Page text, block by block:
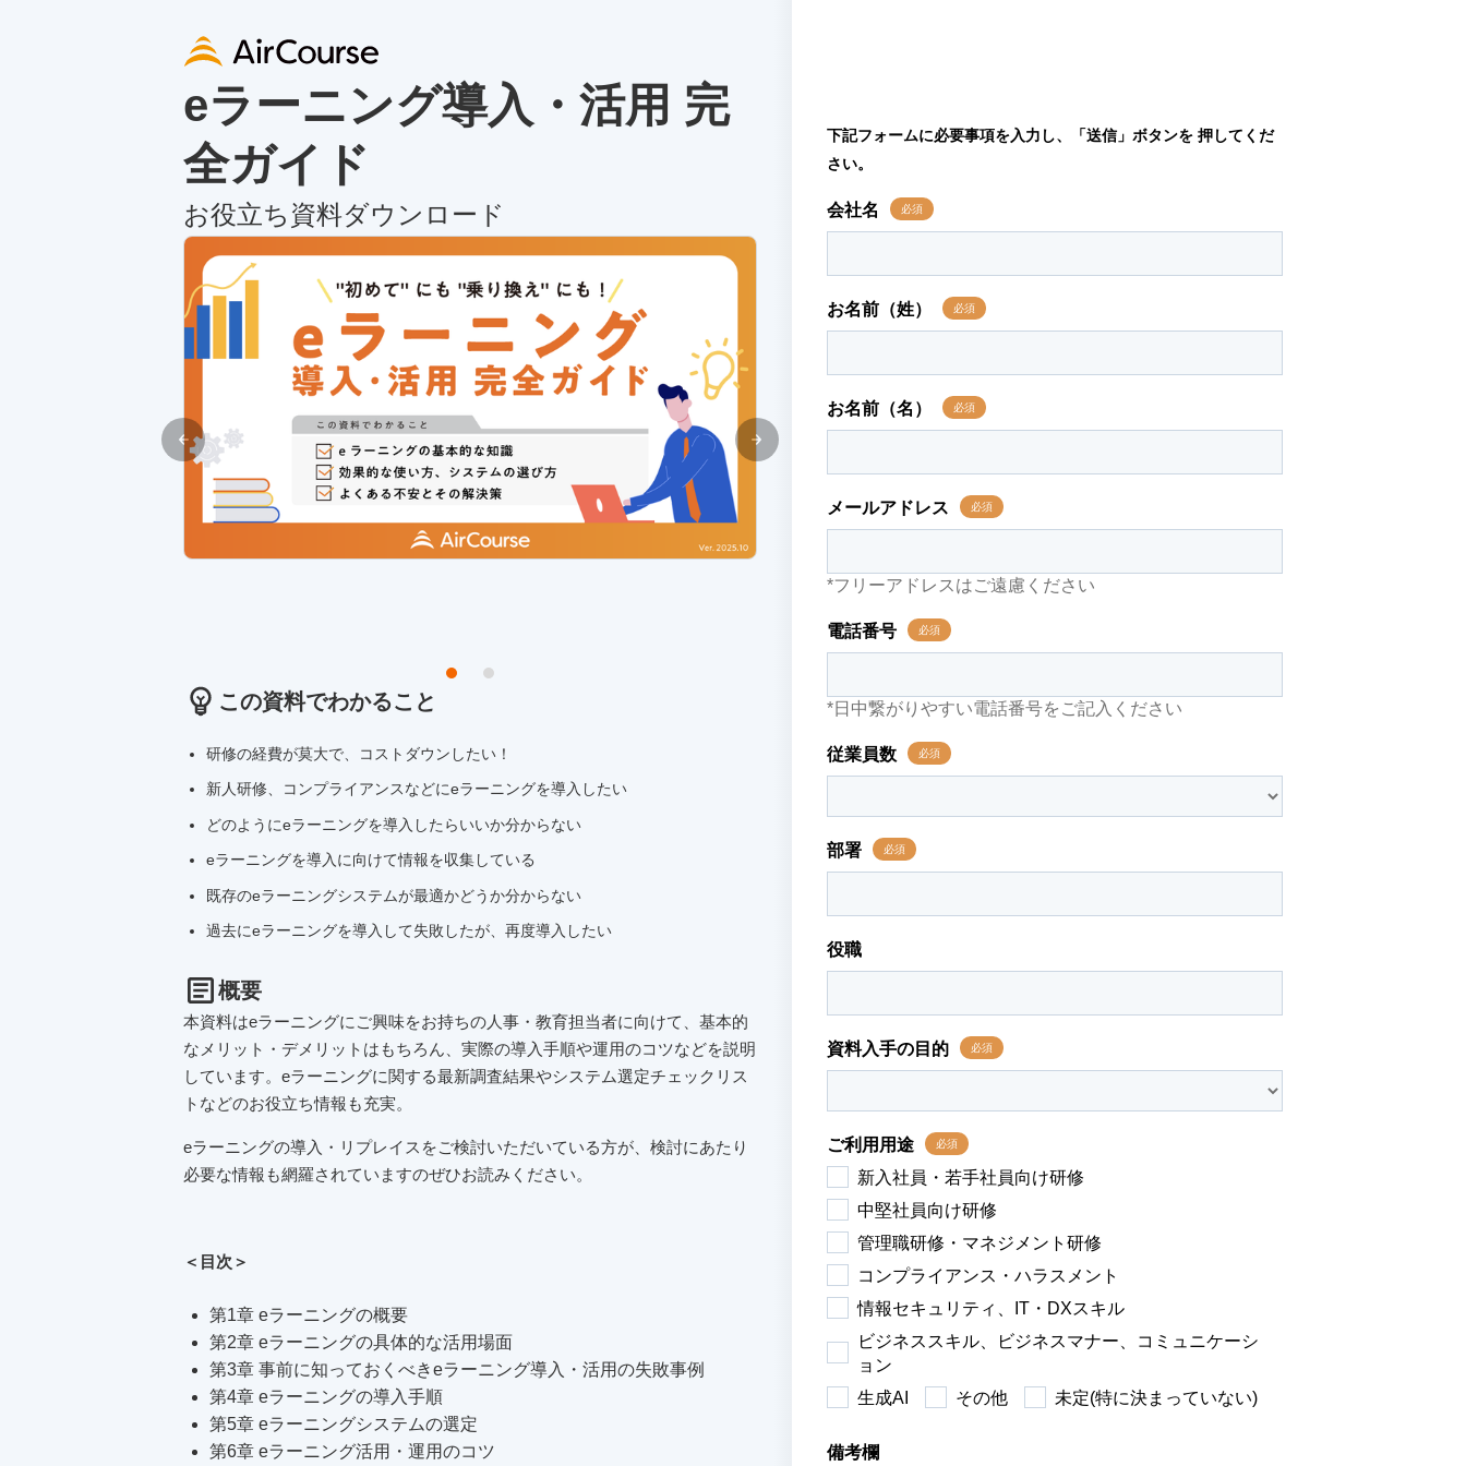
eラーニング導入・活用 完
全ガイド
お役立ち資料ダウンロード
この資料でわかること
研修の経費が莫大で、コストダウンしたい！
新人研修、コンプライアンスなどにeラーニングを導入したい
どのようにeラーニングを導入したらいいか分からない
eラーニングを導入に向けて情報を収集している
既存のeラーニングシステムが最適かどうか分からない
過去にeラーニングを導入して失敗したが、再度導入したい
概要
本資料はeラーニングにご興味をお持ちの人事・教育担当者に向けて、基本的
なメリット・デメリットはもちろん、実際の導入手順や運用のコツなどを説明
しています。eラーニングに関する最新調査結果やシステム選定チェックリス
トなどのお役立ち情報も充実。
eラーニングの導入・リプレイスをご検討いただいている方が、検討にあたり
必要な情報も網羅されていますのぜひお読みください。
＜目次＞
第1章 eラーニングの概要
第2章 eラーニングの具体的な活用場面
第3章 事前に知っておくべきeラーニング導入・活用の失敗事例
第4章 eラーニングの導入手順
第5章 eラーニングシステムの選定
第6章 eラーニング活用・運用のコツ